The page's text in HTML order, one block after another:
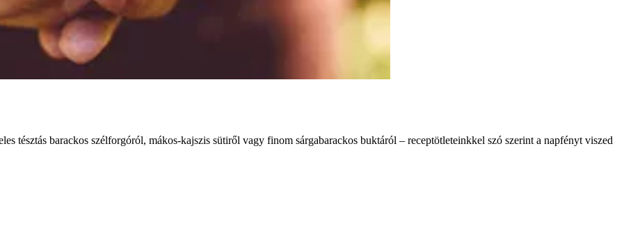
tésztás barackos szélforgóról, mákos-kajszis sütiről vagy finom sárgabarackos buktáról – receptötleteinkkel szó szerint a napfényt viszed